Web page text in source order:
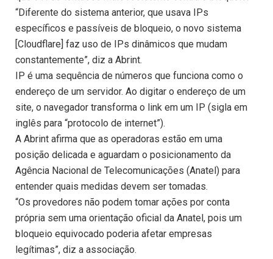
“Diferente do sistema anterior, que usava IPs
específicos e passíveis de bloqueio, o novo sistema
[Cloudflare] faz uso de IPs dinâmicos que mudam
constantemente”, diz a Abrint.
IP é uma sequência de números que funciona como o
endereço de um servidor. Ao digitar o endereço de um
site, o navegador transforma o link em um IP (sigla em
inglês para “protocolo de internet”).
A Abrint afirma que as operadoras estão em uma
posição delicada e aguardam o posicionamento da
Agência Nacional de Telecomunicações (Anatel) para
entender quais medidas devem ser tomadas.
“Os provedores não podem tomar ações por conta
própria sem uma orientação oficial da Anatel, pois um
bloqueio equivocado poderia afetar empresas
legítimas”, diz a associação.